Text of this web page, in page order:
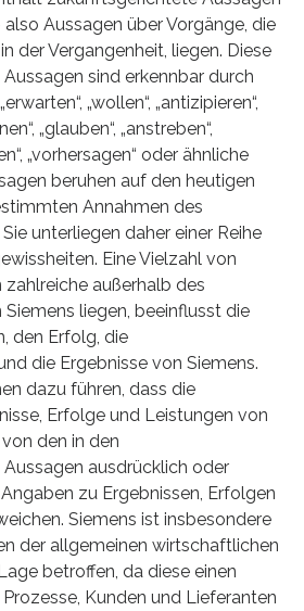
Aussagen über Vorgänge, die
der Vergangenheit, liegen. Diese
sind erkennbar durch
„wollen“, „antizipieren“,
„glauben“, „anstreben“,
„vorhersagen“ oder ähnliche
beruhen auf den heutigen
Annahmen des
unterliegen daher einer Reihe
Eine Vielzahl von
außerhalb des
liegen, beeinflusst die
den Erfolg, die
die Ergebnisse von Siemens.
dazu führen, dass die
Erfolge und Leistungen von
den in den
ausdrücklich oder
zu Ergebnissen, Erfolgen
Siemens ist insbesondere
der allgemeinen wirtschaftlichen
betroffen, da diese einen
Kunden und Lieferanten